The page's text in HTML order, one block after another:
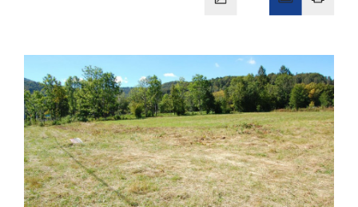
nas
Zgłoś
Zgłoś
ofertę